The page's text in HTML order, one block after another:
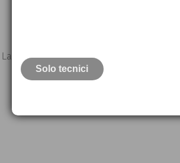
La categoria selezionata è attualmente
Solo tecnici